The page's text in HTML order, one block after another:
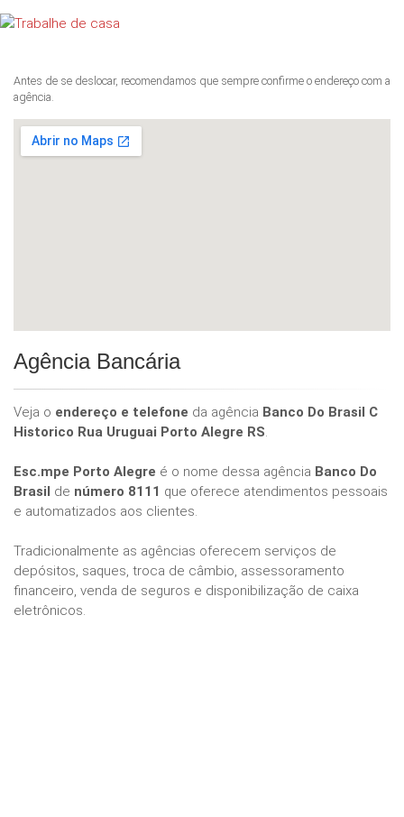
Antes de se deslocar, recomendamos que sempre confirme o endereço com a
agência.
Agência Bancária
Veja o endereço e telefone da agência Banco Do Brasil C
Historico Rua Uruguai Porto Alegre RS.
Esc.mpe Porto Alegre é o nome dessa agência Banco Do
Brasil de número 8111 que oferece atendimentos pessoais
e automatizados aos clientes.
Tradicionalmente as agências oferecem serviços de
depósitos, saques, troca de câmbio, assessoramento
financeiro, venda de seguros e disponibilização de caixa
eletrônicos.